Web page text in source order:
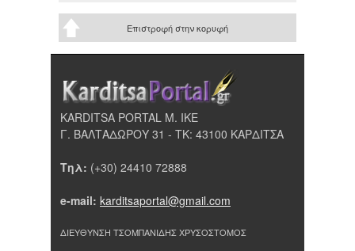
Επιστροφή στην κορυφή
KARDITSA PORTAL Μ. ΙΚΕ
Γ. ΒΑΛΤΑΔΩΡΟΥ 31 - ΤΚ: 43100 ΚΑΡΔΙΤΣΑ
Τηλ: (+30) 24410 72888
e-mail: karditsaportal@gmail.com
ΔΙΕΥΘΥΝΣΗ ΤΣΟΜΠΑΝΙΔΗΣ ΧΡΥΣΟΣΤΟΜΟΣ